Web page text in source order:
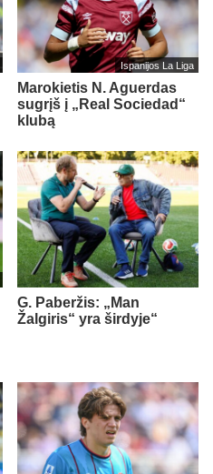
Ispanijos La Liga
Marokietis N. Aguerdas
sugrįš į „Real Sociedad“
klubą
G. Paberžis: „Man
Žalgiris“ yra širdyje“